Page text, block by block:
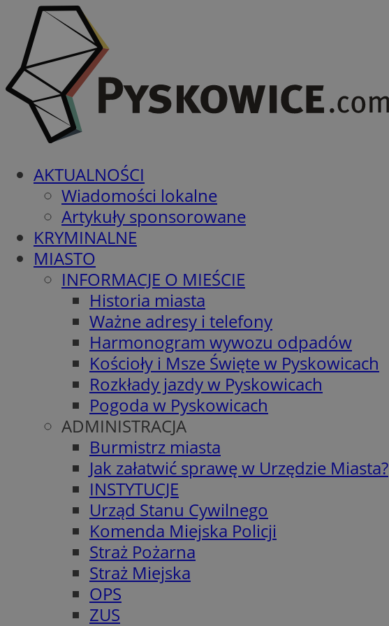
AKTUALNOŚCI
Wiadomości lokalne
Artykuły sponsorowane
KRYMINALNE
MIASTO
INFORMACJE O MIEŚCIE
Historia miasta
Ważne adresy i telefony
Harmonogram wywozu odpadów
Kościoły i Msze Święte w Pyskowicach
Rozkłady jazdy w Pyskowicach
Pogoda w Pyskowicach
ADMINISTRACJA
Burmistrz miasta
Jak załatwić sprawę w Urzędzie Miasta?
INSTYTUCJE
Urząd Stanu Cywilnego
Komenda Miejska Policji
Straż Pożarna
Straż Miejska
OPS
ZUS